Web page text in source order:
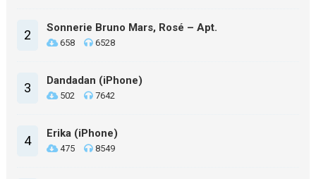
2 Sonnerie Bruno Mars, Rosé – Apt.
658 6528
3 Dandadan (iPhone)
502 7642
4 Erika (iPhone)
475 8549